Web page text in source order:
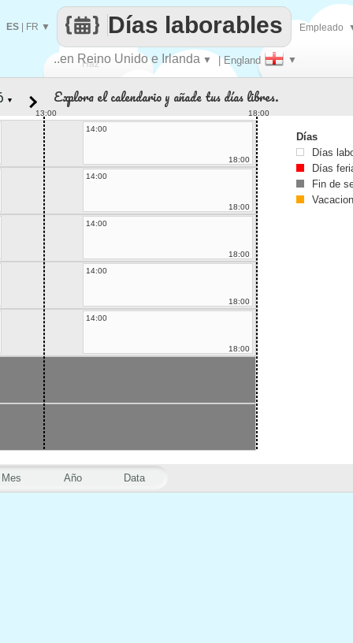
Haz
..en Reino Unido e Irlanda ▼ | England ▼
Días laborables
ES FR ▼ Empleado
Mes Año Data
▼ Explora el calendario y añade tus días libres.
13:00
18:00
14:00
18:00
14:00
18:00
14:00
18:00
14:00
18:00
14:00
18:00
Días
Días
Días
Fin de